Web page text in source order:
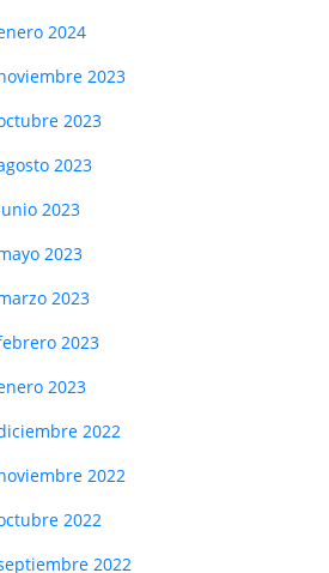
2024
2023
2023
2023
2023
2023
2023
2023
2023
2022
2022
2022
2022